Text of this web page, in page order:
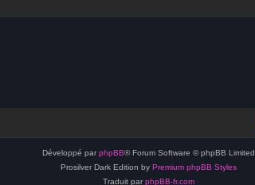
Développé par phpBB® Forum Software © phpBB Limited
Prosilver Dark Edition by Premium phpBB Styles
Traduit par phpBB-fr.com